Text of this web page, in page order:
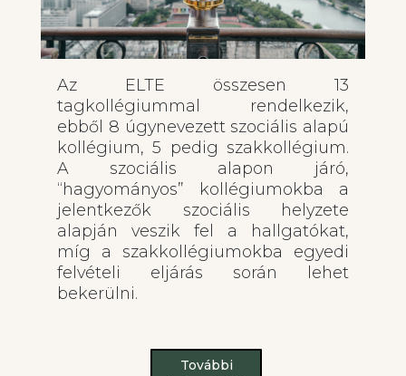
Az ELTE összesen 13
tagkollégiummal rendelkezik,
ebből 8 úgynevezett szociális alapú
kollégium, 5 pedig szakkollégium.
A szociális alapon járó,
“hagyományos” kollégiumokba a
jelentkezők szociális helyzete
alapján veszik fel a hallgatókat,
míg a szakkollégiumokba egyedi
felvételi eljárás során lehet
bekerülni.
További